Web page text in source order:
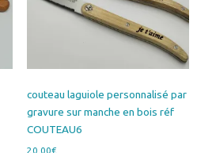
sur
la
page
produit
couteau laguiole personnalisé par
gravure sur manche en bois réf
COUTEAU6
20.00€